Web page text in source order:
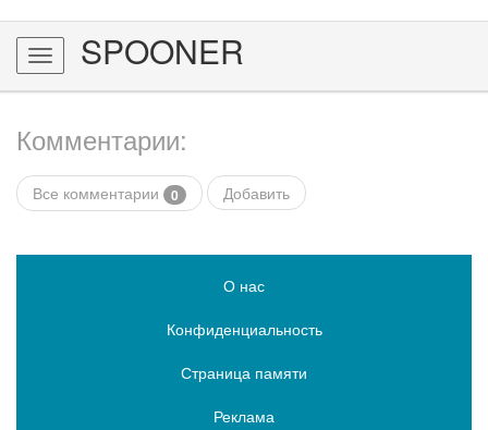
Toggle
navigation
SPOONER
Комментарии:
Все комментарии 0 Добавить
О нас
Конфиденциальность
Страница памяти
Реклама